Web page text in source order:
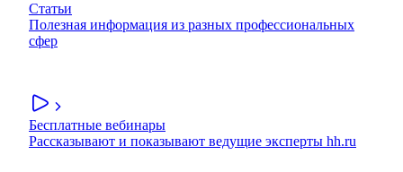
Статьи
Полезная информация из разных профессиональных
сфер
Бесплатные вебинары
Рассказывают и показывают ведущие эксперты hh.ru